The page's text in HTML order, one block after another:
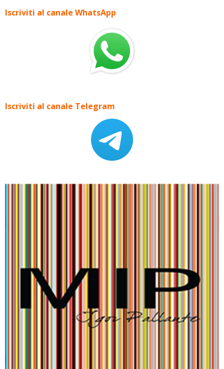
Iscriviti al canale WhatsApp
Iscriviti al canale Telegram